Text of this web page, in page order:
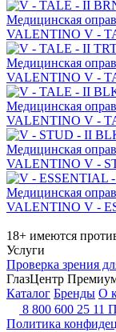
Медицинская
VALENTINO V -
Медицинская
VALENTINO V -
Медицинская
VALENTINO V -
Медицинская
VALENTINO V -
Медицинская
VALENTINO V -
18+ имеются
Услуги
Проверка зрения
ГлазЦентр
Каталог Бренды О
8 800 600 25 11
Политика